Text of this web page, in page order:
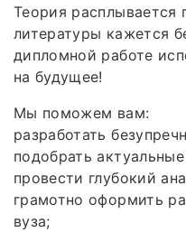
Теория расплывается
литературы кажется
дипломной работе
на будущее!
Мы поможем вам:
разработать
подобрать
провести глубокий
грамотно оформить
вуза;